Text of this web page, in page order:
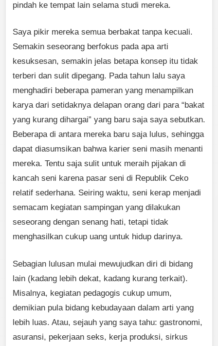
pindah ke tempat lain selama studi mereka.
Saya pikir mereka semua berbakat tanpa kecuali.
Semakin seseorang berfokus pada apa arti
kesuksesan, semakin jelas betapa konsep itu tidak
terberi dan sulit dipegang. Pada tahun lalu saya
menghadiri beberapa pameran yang menampilkan
karya dari setidaknya delapan orang dari para “bakat
yang kurang dihargai” yang baru saja saya sebutkan.
Beberapa di antara mereka baru saja lulus, sehingga
dapat diasumsikan bahwa karier seni masih menanti
mereka. Tentu saja sulit untuk meraih pijakan di
kancah seni karena pasar seni di Republik Ceko
relatif sederhana. Seiring waktu, seni kerap menjadi
semacam kegiatan sampingan yang dilakukan
seseorang dengan senang hati, tetapi tidak
menghasilkan cukup uang untuk hidup darinya.
Sebagian lulusan mulai mewujudkan diri di bidang
lain (kadang lebih dekat, kadang kurang terkait).
Misalnya, kegiatan pedagogis cukup umum,
demikian pula bidang kebudayaan dalam arti yang
lebih luas. Atau, sejauh yang saya tahu: gastronomi,
asuransi, pekerjaan seks, kerja produksi, sirkus